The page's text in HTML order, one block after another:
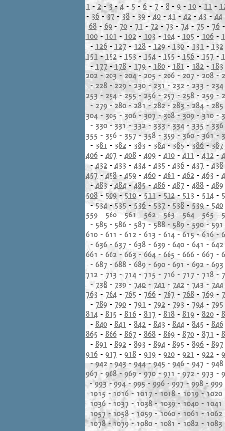
1 -2-3-4 - 5- 6 - 7 - 8 - 9 - 10 - 11 -
- 36-37- 38- 39-40- 41 - 42- 43- 44
68- 69- 70- 71 - 72- 73 - 74- 75 - 76-
100- 101 - 102- 103 - 104- 105 - 106-
- 126 - 127 - 128 - 129 - 130 - 131 - 132
151 - 152- 153- 154- 155 - 156- 157 -
-177- 178 - 179 - 180- 181 - 182 - 183
202-203- 204-205 - 206-207 - 208-
-228 - 229 -230- 231 - 232 - 233 - 234
253 - 254- 255-256-257-258- 259-
- 279 -280-281 -282-283- 284 - 285
304- 305 - 306-307-308-309-310-
- 330 - 331 -332- 333- 334-335- 336
355 - 356- 357 - 358- 359-360-361-
- 381 - 382 - 383 - 384 - 385 - 386- 387
406- 407 - 408- 409- 410- 411- 412-
- 432 - 433 - 434 - 435 - 436 - 437 - 438
457- 458- 459- 460- 461 - 462- 463 -
-483-484- 485- 486 - 487 - 488 - 489
508- 509-510-511-512- 513 - 514-
- 534-535 -536 -537 - 538 - 539 - 540
559- 560- 561 - 562-563- 564- 565-
- 585 - 586 - 587-588 - 589-590-591
610- 611 - 612- 613 - 614-615-616-
- 636 - 637 - 638 - 639 - 640 - 641 - 642
661 - 662- 663- 664- 665 - 666- 667 -
- 687 - 688 - 689 - 690 - 691 - 692 - 693
712- 713 - 714- 715 - 716- 717 - 718-
- 738 - 739 - 740 - 741 - 742 - 743 - 744
763 - 764- 765 - 766- 767 - 768- 769-
- 789 - 790 - 791 - 792 - 793 - 794 - 795
814- 815 - 816- 817 - 818- 819- 820-
- 840 - 841 - 842 - 843 - 844 - 845 - 846
865 - 866- 867 - 868- 869- 870- 871 -
- 891 - 892 - 893 - 894 - 895 - 896 - 897
916- 917 - 918- 919- 920- 921 - 922-
-942 -943 - 944-945 - 946 - 947 - 948
967 - 968- 969-970- 971 -972- 973 -
-993-994- 995 - 996- 997- 998-999
1015 - 1016 - 1017 -1018- 1019-1020
1036 -1037 - 1038 -1039-1040 - 1041
1057 - 1058 -1059 -1060 - 1061 -1062
1078- 1079-1080 - 1081 -1082 - 1083